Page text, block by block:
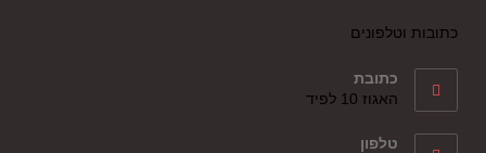
כתובות וטלפונים
כתובת
האגוז 10 לפיד
טלפון